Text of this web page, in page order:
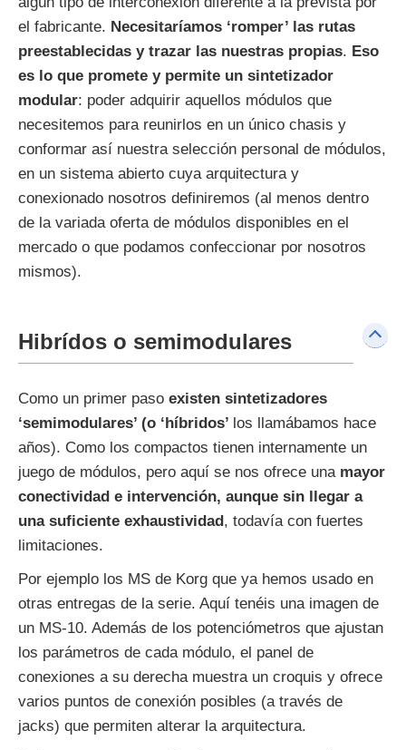
el fabricante. Necesitaríamos ‘romper’ las rutas
preestablecidas y trazar las nuestras propias. Eso
es lo que promete y permite un sintetizador
modular: poder adquirir aquellos módulos que
necesitemos para reunirlos en un único chasis y
conformar así nuestra selección personal de módulos,
en un sistema abierto cuya arquitectura y
conexionado nosotros definiremos (al menos dentro
de la variada oferta de módulos disponibles en el
mercado o que podamos confeccionar por nosotros
mismos).
Hibrídos o semimodulares
Como un primer paso existen sintetizadores
‘semimodulares’ (o ‘híbridos’ los llamábamos hace
años). Como los compactos tienen internamente un
juego de módulos, pero aquí se nos ofrece una mayor
conectividad e intervención, aunque sin llegar a
una suficiente exhaustividad, todavía con fuertes
limitaciones.
Por ejemplo los MS de Korg que ya hemos usado en
otras entregas de la serie. Aquí tenéis una imagen de
un MS-10. Además de los potenciómetros que ajustan
los parámetros de cada módulo, el panel de
conexiones a su derecha muestra un croquis y ofrece
varios puntos de conexión posibles (a través de
jacks) que permiten alterar la arquitectura.